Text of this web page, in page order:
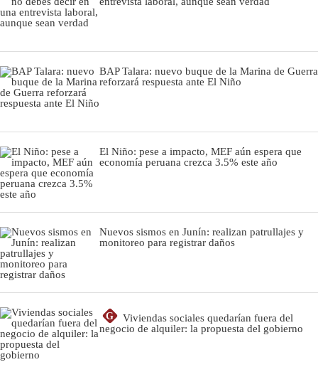
BAP Talara: nuevo buque de la Marina de Guerra
reforzará respuesta ante El Niño
El Niño: pese a impacto, MEF aún espera que
economía peruana crezca 3.5% este año
Nuevos sismos en Junín: realizan patrullajes y
monitoreo para registrar daños
G
Viviendas sociales quedarían fuera del
negocio de alquiler: la propuesta del gobierno